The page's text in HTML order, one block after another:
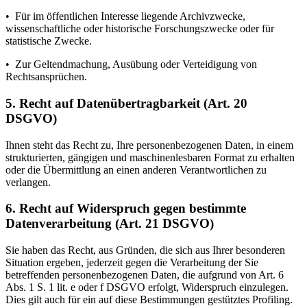
• Für im öffentlichen Interesse liegende Archivzwecke,
wissenschaftliche oder historische Forschungszwecke oder für
statistische Zwecke.
• Zur Geltendmachung, Ausübung oder Verteidigung von
Rechtsansprüchen.
5. Recht auf Datenübertragbarkeit (Art. 20
DSGVO)
Ihnen steht das Recht zu, Ihre personenbezogenen Daten, in einem
strukturierten, gängigen und maschinenlesbaren Format zu erhalten
oder die Übermittlung an einen anderen Verantwortlichen zu
verlangen.
6. Recht auf Widerspruch gegen bestimmte
Datenverarbeitung (Art. 21 DSGVO)
Sie haben das Recht, aus Gründen, die sich aus Ihrer besonderen
Situation ergeben, jederzeit gegen die Verarbeitung der Sie
betreffenden personenbezogenen Daten, die aufgrund von Art. 6
Abs. 1 S. 1 lit. e oder f DSGVO erfolgt, Widerspruch einzulegen.
Dies gilt auch für ein auf diese Bestimmungen gestütztes Profiling.